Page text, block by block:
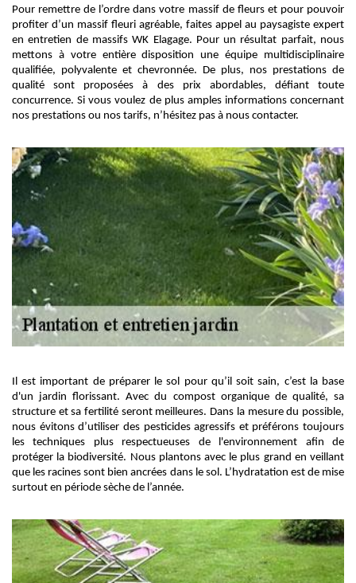
Pour remettre de l’ordre dans votre massif de fleurs et pour pouvoir
profiter d’un massif fleuri agréable, faites appel au paysagiste expert
en entretien de massifs WK Elagage. Pour un résultat parfait, nous
mettons à votre entière disposition une équipe multidisciplinaire
qualifiée, polyvalente et chevronnée. De plus, nos prestations de
qualité sont proposées à des prix abordables, défiant toute
concurrence. Si vous voulez de plus amples informations concernant
nos prestations ou nos tarifs, n’hésitez pas à nous contacter.
Il est important de préparer le sol pour qu’il soit sain, c’est la base
d'un jardin florissant. Avec du compost organique de qualité, sa
structure et sa fertilité seront meilleures. Dans la mesure du possible,
nous évitons d’utiliser des pesticides agressifs et préférons toujours
les techniques plus respectueuses de l'environnement afin de
protéger la biodiversité. Nous plantons avec le plus grand en veillant
que les racines sont bien ancrées dans le sol. L’hydratation est de mise
surtout en période sèche de l’année.